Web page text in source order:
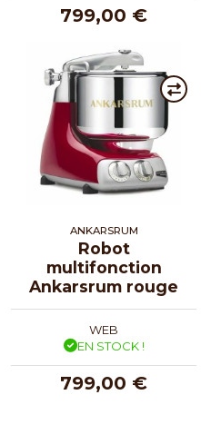
799,00 €
ANKARSRUM
Robot
multifonction
Ankarsrum rouge
WEB
EN STOCK !
799,00 €